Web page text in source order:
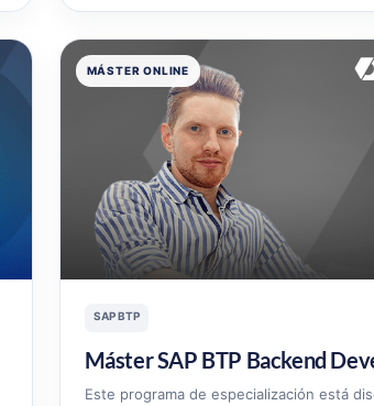
MÁSTER ONLINE
SAP BTP
Máster SAP BTP Backend
Este programa de especialización está